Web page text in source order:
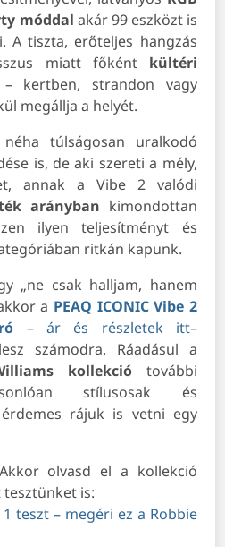
móddal akár 99 eszközt is
A tiszta, erőteljes hangzás
miatt főként kültéri
kertben, strandon vagy
megállja a helyét.
túlságosan uralkodó
is, de aki szereti a mély,
annak a Vibe 2 valódi
arányban kimondottan
ilyen teljesítményt és
ritkán kapunk.
„ne csak halljam, hanem
a PEAQ ICONIC Vibe 2
– ár és részletek itt–
számodra. Ráadásul a
kollekciótovábbi
stílusosak és
rájuk is vetni egy
olvasd el a kollekció
is:
1 teszt – megéri ez a Robbie